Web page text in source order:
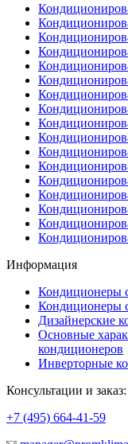
Информация
Кондиционеры
Кондиционеры
Дизайнерские
Основные
кондиционеров
Инверторные
Консультации и заказ:
+7 (495) 664-41-59